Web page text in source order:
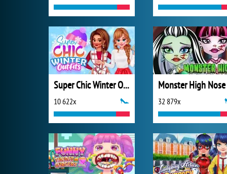
Super Chic Winter Outfits
10 622x 32 879x